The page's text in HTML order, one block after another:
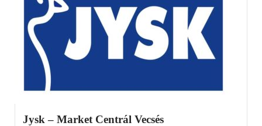
Jysk – Market Centrál Vecsés